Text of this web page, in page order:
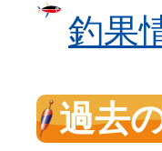
釣果
過去